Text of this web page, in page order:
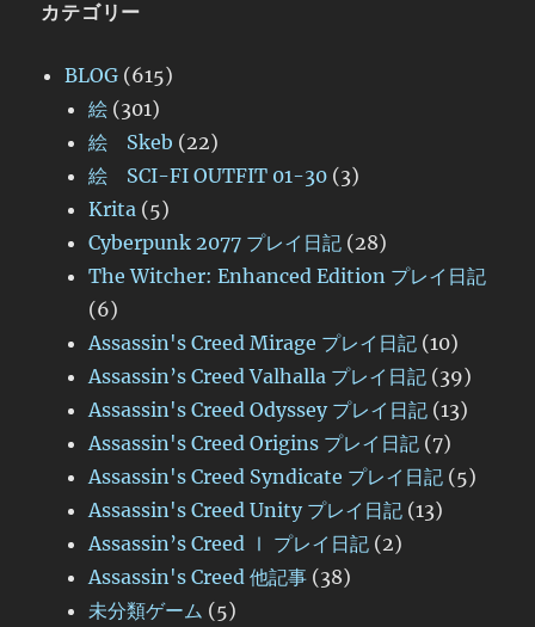
カテゴリー
BLOG (615)
絵 (301)
絵 Skeb (22)
絵 SCI-FI OUTFIT 01-30 (3)
Krita (5)
Cyberpunk 2077 プレイ日記 (28)
The Witcher: Enhanced Edition プレイ日記
(6)
Assassin's Creed Mirage プレイ日記 (10)
Assassin’s Creed Valhalla プレイ日記 (39)
Assassin's Creed Odyssey プレイ日記 (13)
Assassin's Creed Origins プレイ日記 (7)
Assassin's Creed Syndicate プレイ日記 (5)
Assassin's Creed Unity プレイ日記 (13)
Assassin’s Creed Ⅰ プレイ日記 (2)
Assassin's Creed 他記事 (38)
未分類ゲーム (5)